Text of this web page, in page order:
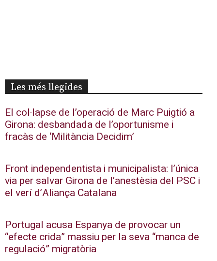
Les més llegides
El col·lapse de l’operació de Marc Puigtió a
Girona: desbandada de l’oportunisme i
fracàs de ‘Militància Decidim’
Front independentista i municipalista: l’única
via per salvar Girona de l’anestèsia del PSC i
el verí d’Aliança Catalana
Portugal acusa Espanya de provocar un
“efecte crida” massiu per la seva “manca de
regulació” migratòria